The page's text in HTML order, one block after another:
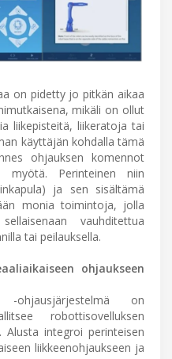
on pidetty jo pitkän aikaa
mikäli on ollut
liikepisteitä, liikeratoja tai
käyttäjän kohdalla tämä
ohjauksen komennot
myötä. Perinteinen niin
ja sen sisältämä
monia toimintoja, jolla
vauhditettua
tai peilauksella.
ohjaukseen
on
robottisovelluksen
integroi perinteisen
liikkeenohjaukseen ja